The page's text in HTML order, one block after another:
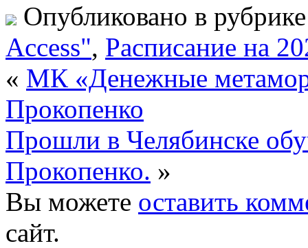
Опубликовано в
Access", Расписание на
« МК «Денежные
Прокопенко
Прошли в Челябинске
Прокопенко. »
Вы можете оставить
сайт.